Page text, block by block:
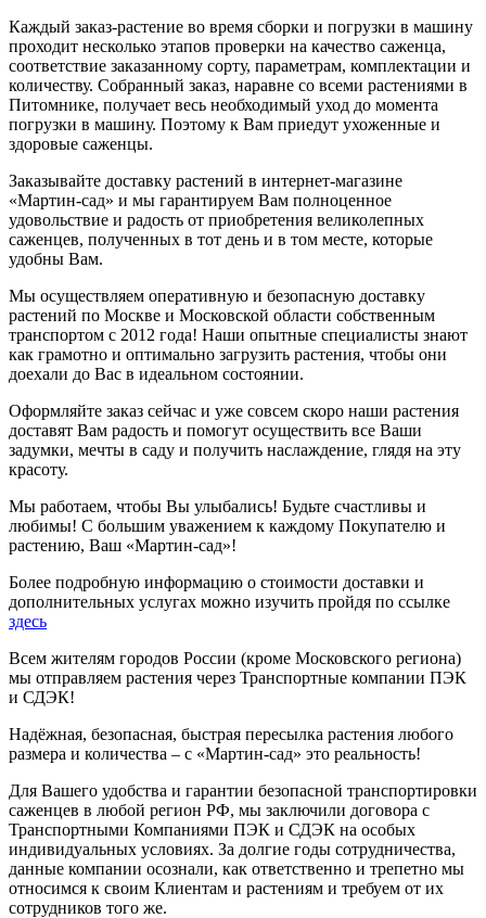
Каждый заказ-растение во время сборки и погрузки в машину
проходит несколько этапов проверки на качество саженца,
соответствие заказанному сорту, параметрам, комплектации и
количеству. Собранный заказ, наравне со всеми растениями в
Питомнике, получает весь необходимый уход до момента
погрузки в машину. Поэтому к Вам приедут ухоженные и
здоровые саженцы.
Заказывайте доставку растений в интернет-магазине
«Мартин-сад» и мы гарантируем Вам полноценное
удовольствие и радость от приобретения великолепных
саженцев, полученных в тот день и в том месте, которые
удобны Вам.
Мы осуществляем оперативную и безопасную доставку
растений по Москве и Московской области собственным
транспортом с 2012 года! Наши опытные специалисты знают
как грамотно и оптимально загрузить растения, чтобы они
доехали до Вас в идеальном состоянии.
Оформляйте заказ сейчас и уже совсем скоро наши растения
доставят Вам радость и помогут осуществить все Ваши
задумки, мечты в саду и получить наслаждение, глядя на эту
красоту.
Мы работаем, чтобы Вы улыбались! Будьте счастливы и
любимы! С большим уважением к каждому Покупателю и
растению, Ваш «Мартин-сад»!
Более подробную информацию о стоимости доставки и
дополнительных услугах можно изучить пройдя по ссылке
здесь
Всем жителям городов России (кроме Московского региона)
мы отправляем растения через Транспортные компании ПЭК
и СДЭК!
Надёжная, безопасная, быстрая пересылка растения любого
размера и количества – с «Мартин-сад» это реальность!
Для Вашего удобства и гарантии безопасной транспортировки
саженцев в любой регион РФ, мы заключили договора с
Транспортными Компаниями ПЭК и СДЭК на особых
индивидуальных условиях. За долгие годы сотрудничества,
данные компании осознали, как ответственно и трепетно мы
относимся к своим Клиентам и растениям и требуем от их
сотрудников того же.